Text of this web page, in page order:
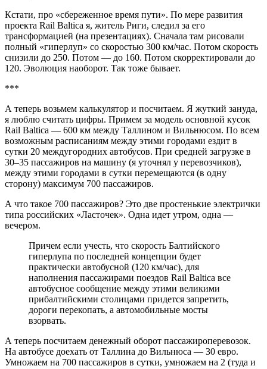
Кстати, про «сбереженное время пути». По мере развития
проекта Rail Baltica я, житель Риги, следил за его
трансформацией (на презентациях). Сначала там рисовали
полный «гиперлуп» со скоростью 300 км/час. Потом скорость
снизили до 250. Потом — до 160. Потом скорректировали до
120. Эволюция наоборот. Так тоже бывает.
***
А теперь возьмем калькулятор и посчитаем. Я жуткий зануда,
я люблю считать цифры. Примем за модель основной кусок
Rail Baltica — 600 км между Таллином и Вильнюсом. По всем
возможным расписаниям между этими городами ездит в
сутки 20 междугородних автобусов. При средней загрузке в
30–35 пассажиров на машину (я уточнял у перевозчиков),
между этими городами в сутки перемещаются (в одну
сторону) максимум 700 пассажиров.
А что такое 700 пассажиров? Это две простенькие электрички
типа российских «Ласточек». Одна идет утром, одна —
вечером.
Причем если учесть, что скорость Балтийского
гиперлупа по последней концепции будет
практически автобусной (120 км/час), для
наполнения пассажирами поездов Rail Baltica все
автобусное сообщение между этими великими
прибалтийскими столицами придется запретить,
дороги перекопать, а автомобильные мосты
взорвать.
А теперь посчитаем денежный оборот пассажироперевозок.
На автобусе доехать от Таллина до Вильнюса — 30 евро.
Умножаем на 700 пассажиров в сутки, умножаем на 2 (туда и